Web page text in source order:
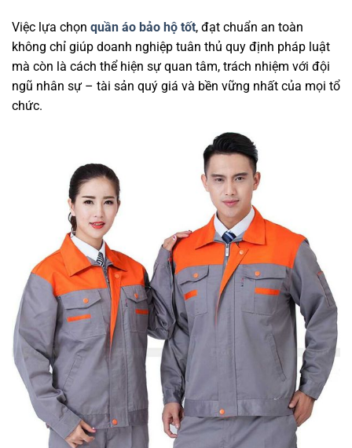
Việc lựa chọn quần áo bảo hộ tốt, đạt chuẩn an toàn
không chỉ giúp doanh nghiệp tuân thủ quy định pháp luật
mà còn là cách thể hiện sự quan tâm, trách nhiệm với đội
ngũ nhân sự – tài sản quý giá và bền vững nhất của mọi tổ
chức.